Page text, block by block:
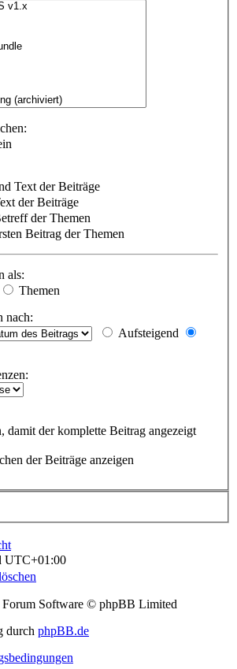
Text der Beiträge
der Beiträge
der Themen
Beitrag der Themen
als:
Themen
nach:
Aufsteigend
damit der komplette Beitrag angezeigt
der Beiträge anzeigen
UTC+01:00
Software © phpBB Limited
durch phpBB.de